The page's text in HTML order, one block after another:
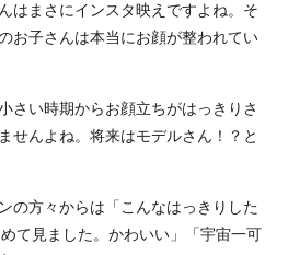
はまさにインスタ映えですよね。そ
お子さんは本当にお顔が整われてい
さい時期からお顔立ちがはっきりさ
せんよね。将来はモデルさん！？と
の方々からは「こんなはっきりした
て見ました。かわいい」「宇宙一可